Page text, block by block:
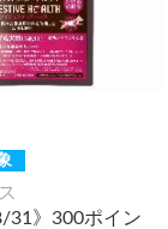
》300ポイン